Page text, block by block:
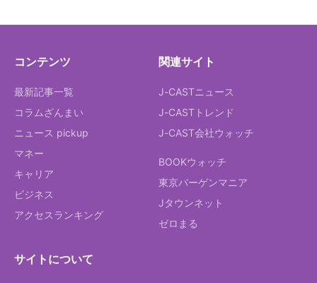
コンテンツ
最新記事一覧
コラムざんまい
ニュース pickup
マネー
キャリア
ビジネス
アクセスランキング
関連サイト
J-CASTニュース
J-CASTトレンド
J-CAST会社ウォッチ
BOOKウォッチ
東京バーゲンマニア
Jタウンネット
ゼロまる
サイトについて